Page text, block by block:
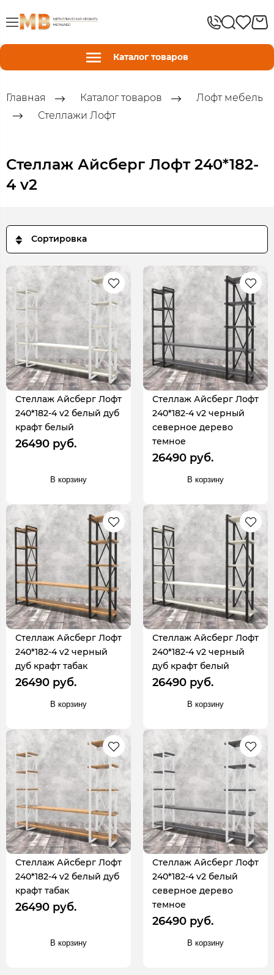
Каталог товаров
Главная Каталог товаров
Лофт мебель
Стеллажи Лофт
Стеллаж Айсберг Лофт 240*182-
4 v2
Сортировка
Стеллаж Айсберг Лофт
240*182-4 v2 белый дуб
крафт белый
26490 руб.
В корзину
Стеллаж Айсберг Лофт
240*182-4 v2 черный
северное дерево
темное
26490 руб.
В корзину
Стеллаж Айсберг Лофт
240*182-4 v2 черный
дуб крафт табак
26490 руб.
В корзину
Стеллаж Айсберг Лофт
240*182-4 v2 черный
дуб крафт белый
26490 руб.
В корзину
Стеллаж Айсберг Лофт
240*182-4 v2 белый дуб
крафт табак
26490 руб.
В корзину
Стеллаж Айсберг Лофт
240*182-4 v2 белый
северное дерево
темное
26490 руб.
В корзину